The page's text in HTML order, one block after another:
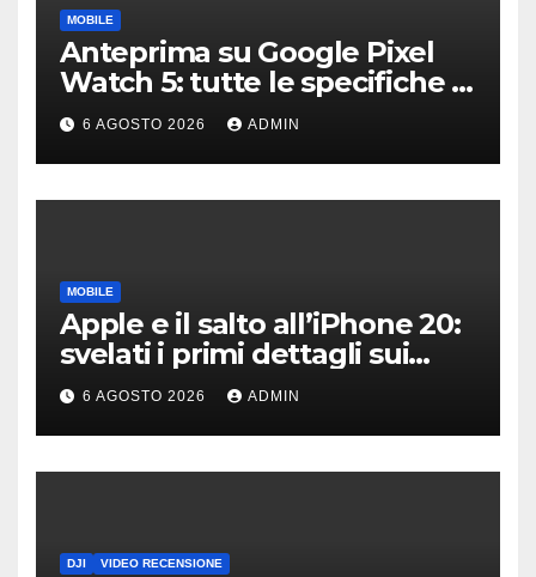
MOBILE
Anteprima su Google Pixel
Watch 5: tutte le specifiche e
i prezzi trapelati
6 AGOSTO 2026 ADMIN
MOBILE
Apple e il salto all’iPhone 20:
svelati i primi dettagli sui
display dei futuri top di
gamma
6 AGOSTO 2026 ADMIN
DJI VIDEO RECENSIONE